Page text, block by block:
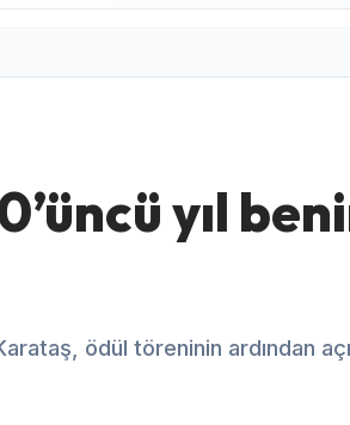
yıl
ödül töreninin ardından